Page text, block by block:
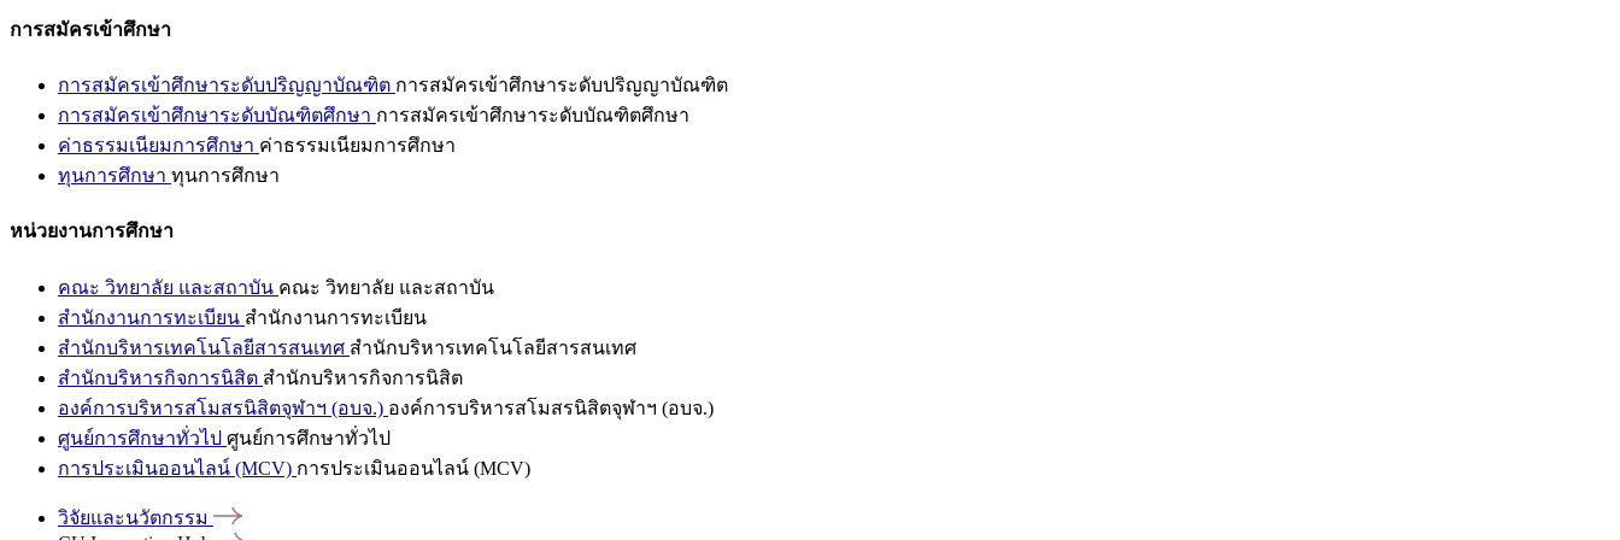
การสมัครเข้าศึกษา
การสมัครเข้าศึกษาระดับปริญญาบัณฑิต การสมัครเข้าศึกษาระดับปริญญาบัณฑิต
การสมัครเข้าศึกษาระดับบัณฑิตศึกษา การสมัครเข้าศึกษาระดับบัณฑิตศึกษา
ค่าธรรมเนียมการศึกษา ค่าธรรมเนียมการศึกษา
ทุนการศึกษา ทุนการศึกษา
หน่วยงานการศึกษา
คณะ วิทยาลัย และสถาบัน คณะ วิทยาลัย และสถาบัน
สำนักงานการทะเบียน สำนักงานการทะเบียน
สำนักบริหารเทคโนโลยีสารสนเทศ สำนักบริหารเทคโนโลยีสารสนเทศ
สำนักบริหารกิจการนิสิต สำนักบริหารกิจการนิสิต
องค์การบริหารสโมสรนิสิตจุฬาฯ (อบจ.) องค์การบริหารสโมสรนิสิตจุฬาฯ (อบจ.)
ศูนย์การศึกษาทั่วไป ศูนย์การศึกษาทั่วไป
การประเมินออนไลน์ (MCV) การประเมินออนไลน์ (MCV)
วิจัยและนวัตกรรม